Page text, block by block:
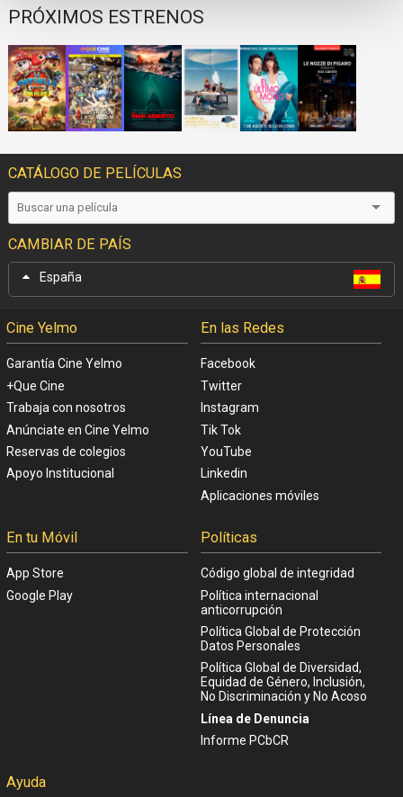
19:00
PRÓXIMOS ESTRENOS
CATÁLOGO DE PELÍCULAS
Cine Yelmo
Garantía Cine Yelmo
+Que Cine
Trabaja con nosotros
Apoyo Institucional
En las Redes
Facebook
Twitter
Instagram
Tik Tok
Linkedin
Aplicaciones móviles
Políticas
Código global de integridad
Política internacional
anticorrupción
Política Global de Protección
Datos Personales
Política Global de Diversidad,